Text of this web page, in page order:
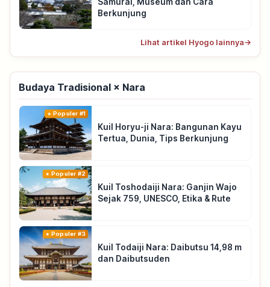
Berkunjung
Lihat artikel Hyogo lainnya→
Budaya Tradisional × Nara
Populer #1
Kuil Horyu-ji Nara: Bangunan Kayu
Tertua, Dunia, Tips Berkunjung
Populer #2
Kuil Toshodaiji Nara: Ganjin Wajo
Sejak 759, UNESCO, Etika & Rute
Populer #3
Kuil Todaiji Nara: Daibutsu 14,98 m
dan Daibutsuden